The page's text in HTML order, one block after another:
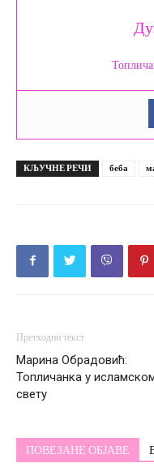
КЉУЧНЕ РЕЧИ беба
Претходни текст
Марина Обрадовић:
Топличанка у
свету
ПОВЕЗАНЕ ОБЈАВЕ